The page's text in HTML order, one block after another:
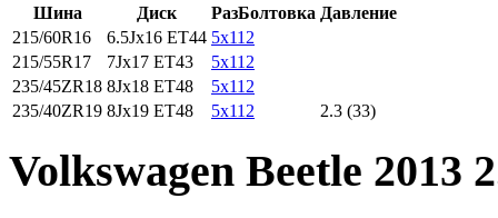
Шина Диск РазБолтовка Давление
215/60R16
6.5Jx16 ET44 5x112
215/55R17
7Jx17 ET43
5x112
235/45ZR18 8Jx18 ET48
5x112
235/40ZR19 8Jx19 ET48 5x112 2.3 (33)
Volkswagen Beetle 2013